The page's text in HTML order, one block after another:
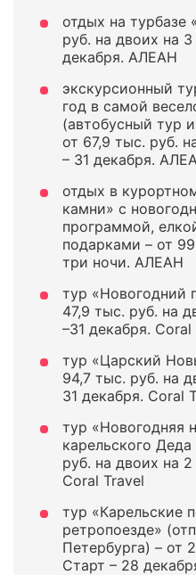
отдых на турбазе
руб. на двоих на
декабря. АЛЕАН
экскурсионный
год в самой
(автобусный тур
от 67,9 тыс. руб.
– 31 декабря.
отдых в
камни» с
программой,
подарками – от
три ночи. АЛЕАН
тур «Новогодний
47,9 тыс. руб. на
–31 декабря. Coral
тур «Царский
94,7 тыс. руб. на
31 декабря. Coral
тур «Новогодняя
карельского
руб. на двоих на
Coral Travel
тур «Карельские
ретропоезде»
Петербурга) – от
Старт – 28